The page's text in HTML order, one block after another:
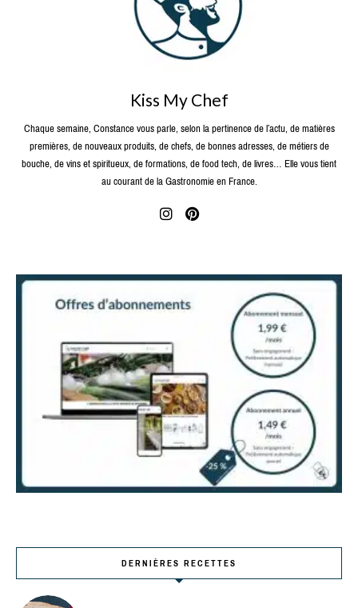
Kiss My Chef
Chaque semaine, Constance vous parle, selon la pertinence de l’actu, de matières
premières, de nouveaux produits, de chefs, de bonnes adresses, de métiers de
bouche, de vins et spiritueux, de formations, de food tech, de livres… Elle vous tient
au courant de la Gastronomie en France.
DERNIÈRES RECETTES